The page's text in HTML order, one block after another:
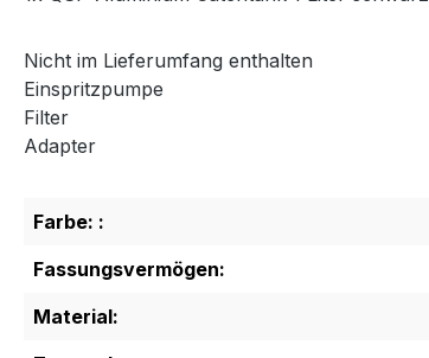
Nicht im Lieferumfang enthalten
Einspritzpumpe
Filter
Adapter
Farbe: :
Fassungsvermögen:
Material: